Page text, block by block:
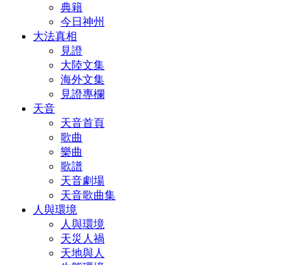
典籍
今日神州
大法真相
見證
大陸文集
海外文集
見證專欄
天音
天音首頁
歌曲
樂曲
歌譜
天音劇場
天音歌曲集
人與環境
人與環境
天災人禍
天地與人